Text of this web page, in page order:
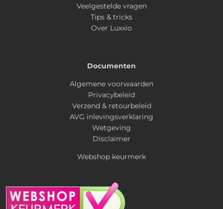
Veelgestelde vragen
Tips & tricks
Over Luxxio
Documenten
Algemene voorwaarden
Privacybeleid
Verzend & retourbeleid
AVG inlevingsverklaring
Wetgeving
Disclaimer
Webshop keurmerk